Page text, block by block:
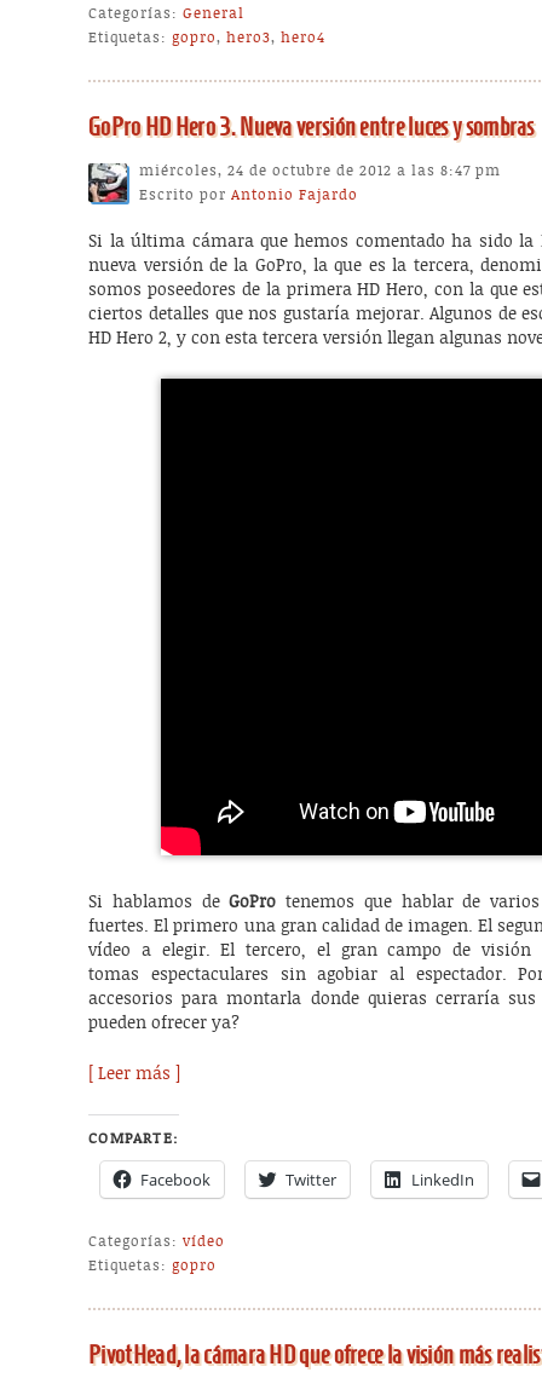
Categorías: General
Etiquetas: gopro,hero3,hero4
GoPro HD Hero 3. Nueva versión entre luces y sombras
miércoles, 24 de octubre de 2012 a las 8:47 pm
Escrito porAntonio Fajardo
Si la última cámara que hemos comentado ha sido la
nueva versión de la GoPro, la que es la tercera,
somos poseedores de la primera HD Hero, con la que
ciertos detalles que nos gustaría mejorar. Algunos de
HD Hero 2, y con esta tercera versión llegan algunas
Si hablamos deGoPro tenemos que hablar de
fuertes. El primero una gran calidad de imagen. El
vídeo a elegir. El tercero, el gran campo de visión
tomas espectaculares sin agobiar al espectador.
accesorios para montarla donde quieras cerraría
pueden ofrecer ya?
[ Leer más ]
COMPARTE:
Facebook Twitter LinkedIn
Categorías: vídeo
Etiquetas: gopro
PivotHead, la cámara HD que ofrece la visión más